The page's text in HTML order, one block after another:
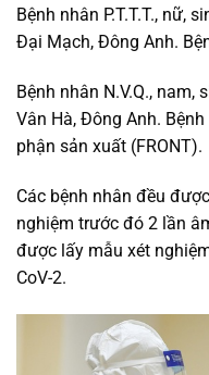
Bệnh nhân P.T.T.T., nữ,
Đại Mạch, Đông Anh.
Bệnh nhân N.V.Q., nam,
Vân Hà, Đông Anh.
phận sản xuất (FRONT).
Các bệnh nhân đều
nghiệm trước đó 2 lần
được lấy mẫu xét
CoV-2.